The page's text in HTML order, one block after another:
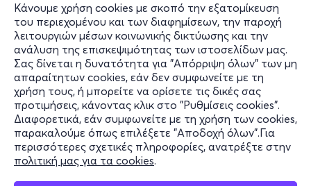
Κάνουμε χρήση cookies με σκοπό την εξατομίκευση
του περιεχομένου και των διαφημίσεων, την παροχή
λειτουργιών μέσων κοινωνικής δικτύωσης και την
ανάλυση της επισκεψιμότητας των ιστοσελίδων μας.
Σας δίνεται η δυνατότητα για "Απόρριψη όλων" των μη
απαραίτητων cookies, εάν δεν συμφωνείτε με τη
χρήση τους, ή μπορείτε να ορίσετε τις δικές σας
προτιμήσεις, κάνοντας κλικ στο "Ρυθμίσεις cookies".
Διαφορετικά, εάν συμφωνείτε με τη χρήση των cookies,
παρακαλούμε όπως επιλέξετε "Αποδοχή όλων".Για
περισσότερες σχετικές πληροφορίες, ανατρέξτε στην
πολιτική μας για τα cookies.
ΑΥΤΟ ΠΟΥ ΞΕΡΟΥΝ ΟΙ ΓΥΝΑΙΚΕΣ (GOOD VIBES
ONLY)
Δουκίσσης Πλακεντίας 87, Χαλάνδρι 152 34
Σινέ Μαργαρίτα (Θερινός κινηματογράφος)
7€